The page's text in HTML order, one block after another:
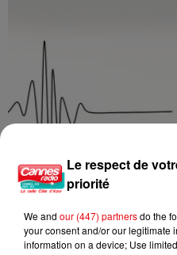
Le respect de
priorité
We and our (447) partnersdo the
your consent and/or our legitimate
information on a device; Use